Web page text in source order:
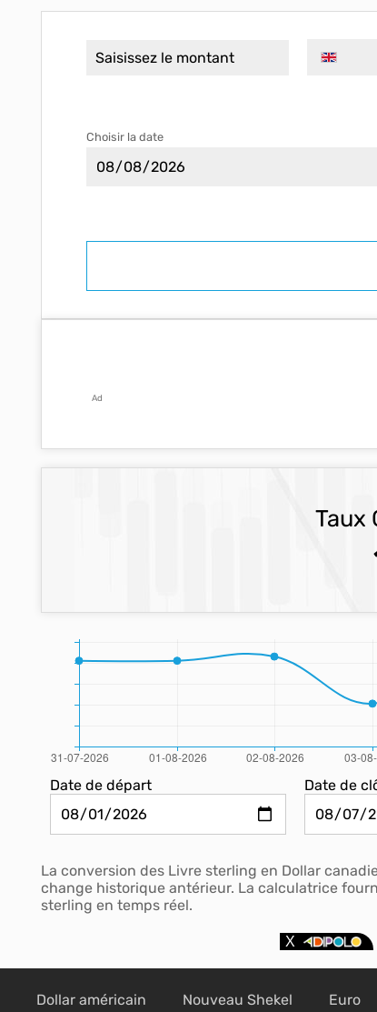
Choisir la date
Ad
Taux
Date de départ Date de
La conversion des Livre sterling en Dollar
change historique antérieur. La calculatrice
sterling en temps réel.
Dollar américain Nouveau Shekel Euro